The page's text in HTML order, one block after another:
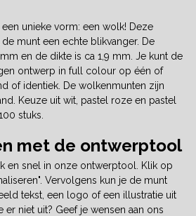
unieke vorm: een wolk! Deze
munt een echte blikvanger. De
en de dikte is ca 1,9 mm. Je kunt de
ontwerp in full colour op één of
of identiek. De wolkenmunten zijn
Keuze uit wit, pastel roze en pastel
stuks.
met de ontwerptool
en snel in onze ontwerptool. Klik op
Vervolgens kun je de munt
tekst, een logo of een illustratie uit
niet uit? Geef je wensen aan ons